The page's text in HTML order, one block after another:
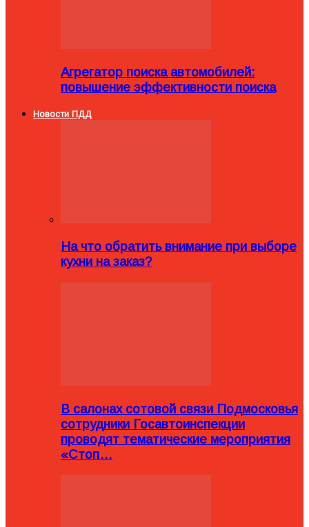
Агрегатор поиска автомобилей:
повышение эффективности поиска
Новости ПДД
На что обратить внимание при выборе
кухни на заказ?
В салонах сотовой связи Подмосковья
сотрудники Госавтоинспекции
проводят тематические мероприятия
«Стоп…